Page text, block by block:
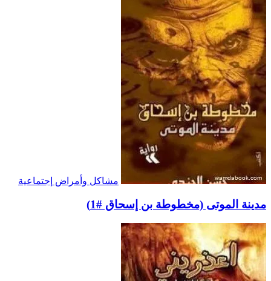
مشاكل وأمراض إجتماعية
مدينة الموتى (مخطوطة بن إسحاق #1)